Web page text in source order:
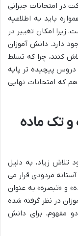
در امتحانات جبرانی
باید به اطلاعیه
امکان تغییر در
دارد. دانش آموزان
کنند، چرا که تسلط
دروس پیچیده تر پایه
که امتحانات نهایی
و تک ماده
تلاش زیاد، به دلیل
مردودی قرار می
و «تبصره» به عنوان
در نظر گرفته شده
مفهوم، برای دانش